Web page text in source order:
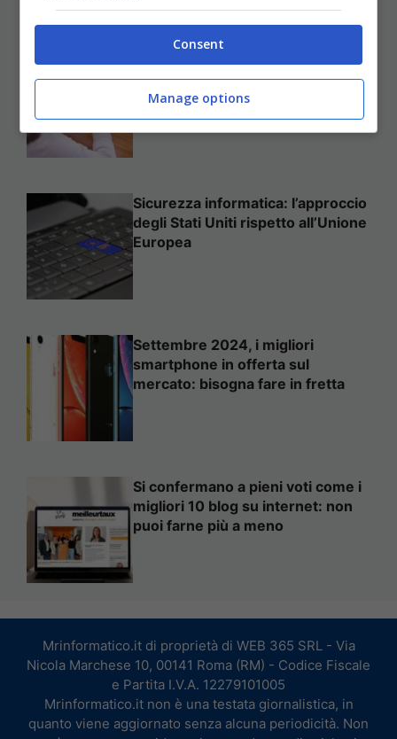
Come mettere in sicurezza il
proprio sito web
Sicurezza informatica: l’approccio
degli Stati Uniti rispetto all’Unione
Europea
Settembre 2024, i migliori
smartphone in offerta sul
mercato: bisogna fare in fretta
Si confermano a pieni voti come i
migliori 10 blog su internet: non
puoi farne più a meno
Mrinformatico.it di proprietà di WEB 365 SRL - Via
Nicola Marchese 10, 00141 Roma (RM) - Codice Fiscale
e Partita I.V.A. 12279101005
Mrinformatico.it non è una testata giornalistica, in
quanto viene aggiornato senza alcuna periodicità. Non
Consent
Manage options